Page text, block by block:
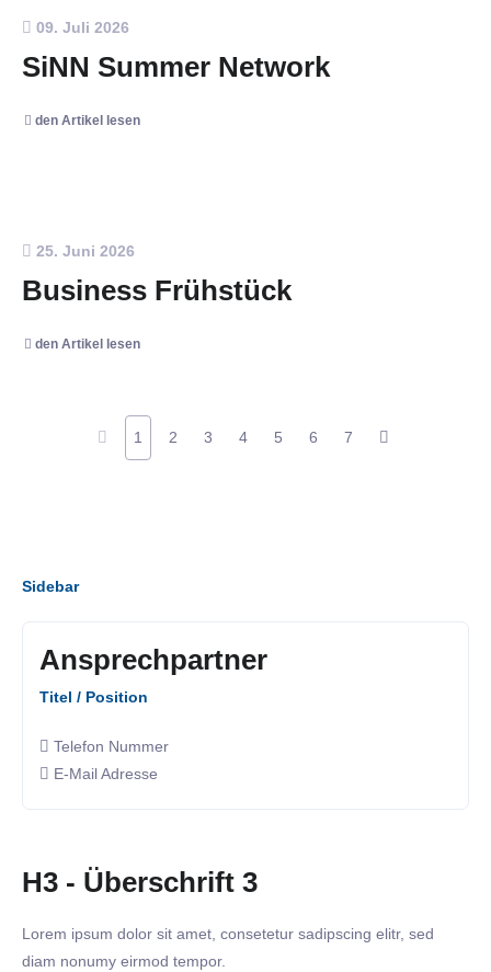
09. Juli 2026
SiNN Summer Network
den Artikel lesen
25. Juni 2026
Business Frühstück
den Artikel lesen
1 2 3 4 5 6 7
Sidebar
Ansprechpartner
Titel / Position
Telefon Nummer
E-Mail Adresse
H3 - Überschrift 3
Lorem ipsum dolor sit amet, consetetur sadipscing elitr, sed
diam nonumy eirmod tempor.